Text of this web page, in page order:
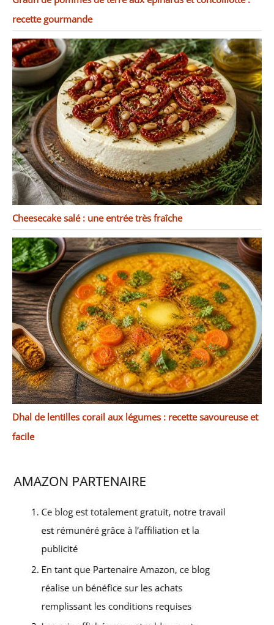
recette gourmande
Cheesecake salé : une entrée très fraîche
Dhal de lentilles corail aux légumes : recette savoureuse et
facile